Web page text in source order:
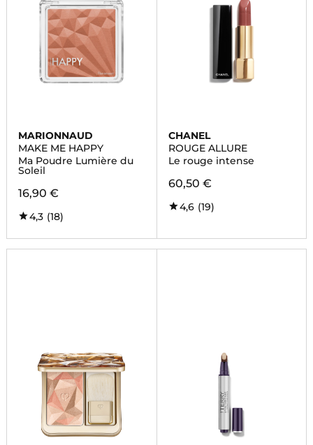
MARIONNAUD
MAKE ME HAPPY
Ma Poudre Lumière du
Soleil
16,90 €
4,3 (18)
CHANEL
ROUGE ALLURE
Le rouge intense
60,50 €
4,6 (19)